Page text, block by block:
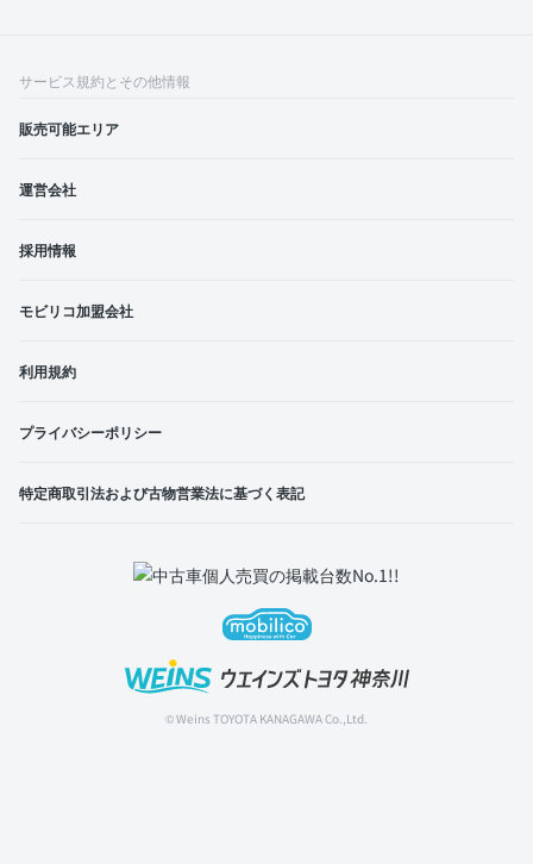
サービス規約とその他情報
販売可能エリア
運営会社
採用情報
モビリコ加盟会社
利用規約
プライバシーポリシー
特定商取引法および古物営業法に基づく表記
© Weins TOYOTA KANAGAWA Co.,Ltd.